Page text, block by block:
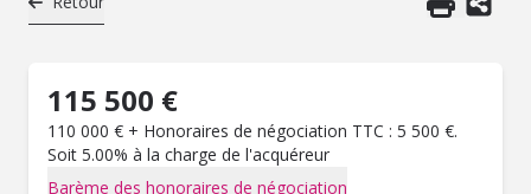
115 500 €
110 000 € + Honoraires de négociation TTC : 5 500 €.
Soit 5.00% à la charge de l'acquéreur
Barème des honoraires de négociation